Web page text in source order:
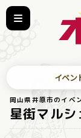
イベン
岡山県井原市のイベ
星街マルシ